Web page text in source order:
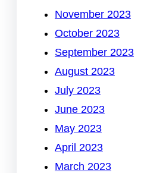
November 2023
October 2023
September 2023
August 2023
July 2023
June 2023
May 2023
April 2023
March 2023